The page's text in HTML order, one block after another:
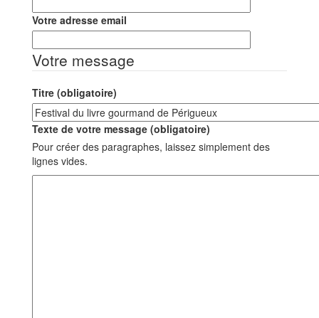
Votre adresse email
Votre message
Titre (obligatoire)
Texte de votre message (obligatoire)
Pour créer des paragraphes, laissez simplement des
lignes vides.